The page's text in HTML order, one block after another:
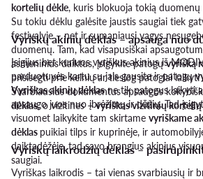
kortelių dėkle, kuris blokuoja tokią
Su tokiu dėklu galėsite jaustis saugiai tiek
festivalyje – net ir sumaniausi vagys
duomenų. Tam, kad visapusiškai
asmeninius daiktus, įsigykite patogųvyrišką
prisisegti prie kelnių ar tiesiog patogiai laikyti
Svarbiausius dokumentus apsaugos
dėklas, o vizitines –vyriškas vizitinių kortelių
Vyriškų akinių dėklas – apsauga nuo
Įsigijus bet kuriuos vyriškus akinius iš
parduotuvės kartu su jais gausite ir patogų
Vyriškas akinių dėklasne tik patogus laikyti
apsaugo juos nuo įbrėžimų ir dūžių. Tad
visuomet laikykite tam skirtame vyriškame
dėklas puikiai tilps ir kuprinėje, ir
daiktadėžėje, tad savo brangius akinius
saugiai.
Vyriškų laikrodžių dėklas –
Vyriškas laikrodis – tai vienas svarbiausių ir